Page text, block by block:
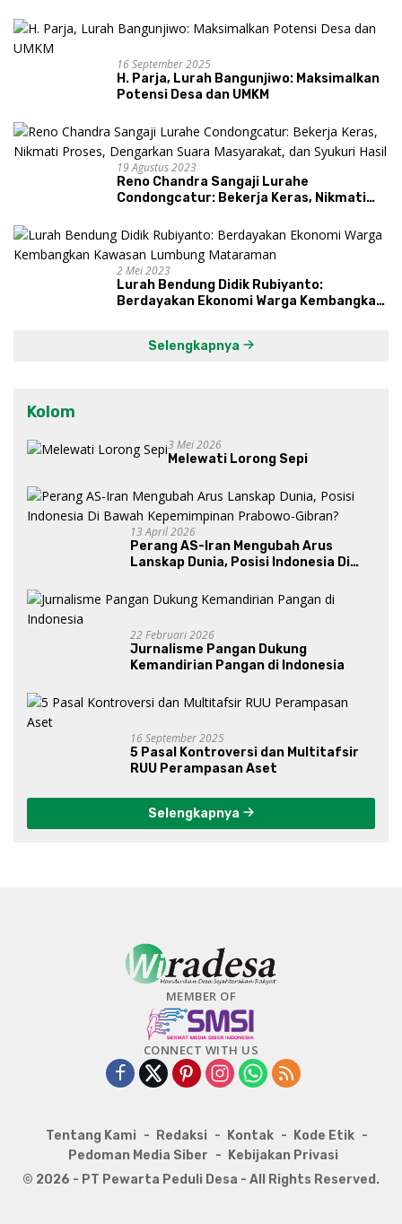
16 September 2025
H. Parja, Lurah Bangunjiwo: Maksimalkan
Potensi Desa dan UMKM
19 Agustus 2023
Reno Chandra Sangaji Lurahe
Condongcatur: Bekerja Keras, Nikmati
dan Syukuri Hasil
2 Mei 2023
Lurah Bendung Didik Rubiyanto:
Berdayakan Ekonomi Warga Kembangkan
Selengkapnya
Kolom
3 Mei 2026
Melewati Lorong Sepi
13 April 2026
Perang AS-Iran Mengubah Arus
Lanskap Dunia, Posisi Indonesia Di
Gibran?
22 Februari 2026
Jurnalisme Pangan Dukung
Kemandirian Pangan di Indonesia
16 September 2025
5 Pasal Kontroversi dan Multitafsir
RUU Perampasan Aset
Selengkapnya
MEMBER OF
CONNECT WITH US
Tentang Kami Redaksi Kontak
Kode Etik
Pedoman Media Siber
Kebijakan Privasi
© 2026 - PT Pewarta Peduli Desa - All Rights Reserved.